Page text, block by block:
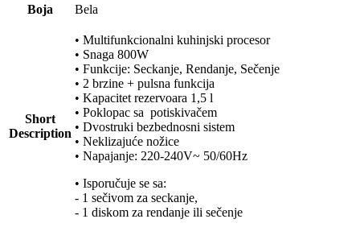
Boja
Bela
Short
Description
• Multifunkcionalni kuhinjski procesor
• Snaga 800W
• Funkcije: Seckanje, Rendanje, Sečenje
• 2 brzine + pulsna funkcija
• Kapacitet rezervoara 1,5 l
• Poklopac sa potiskivačem
• Dvostruki bezbednosni sistem
• Neklizajuće nožice
• Napajanje: 220-240V~ 50/60Hz
• Isporučuje se sa:
- 1 sečivom za seckanje,
- 1 diskom za rendanje ili sečenje